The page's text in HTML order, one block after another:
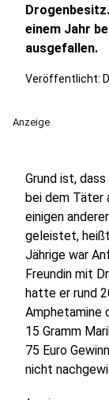
einem Jahr
ausgefallen.
Veröffentlicht:
Anzeige
Grund ist,
bei dem Täter
einigen
geleistet,
Jährige war
Freundin mit
hatte er rund
Amphetamine
15 Gramm
75 Euro
nicht